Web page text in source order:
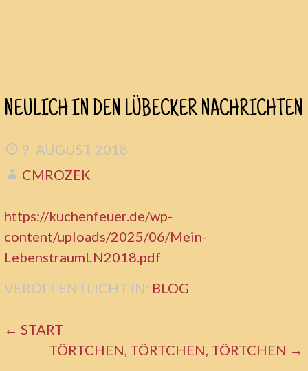
Zum
Inhalt
NEULICH IN DEN LÜBECKER NACHRICHTEN
9. AUGUST 2018
CMROZEK
https://kuchenfeuer.de/wp-
content/uploads/2025/06/Mein-
LebenstraumLN2018.pdf
VERÖFFENTLICHT IN: BLOG
BEITRAGSNAVIGATION
← START
TÖRTCHEN, TÖRTCHEN, TÖRTCHEN →